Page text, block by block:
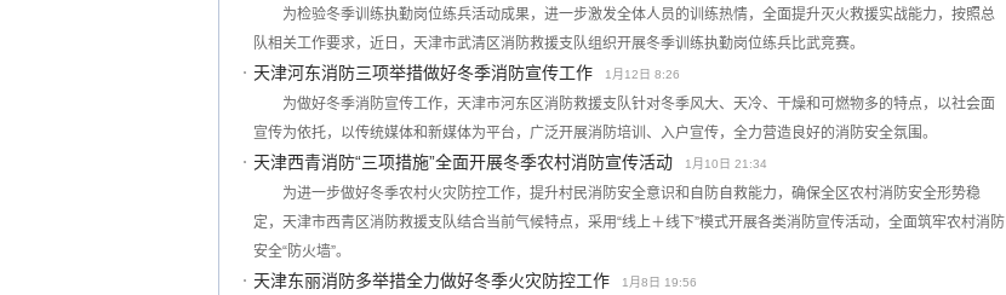
为检验冬季训练执勤岗位练兵活动成果，进一步激发全体人员的训练热情，全面提升灭火救援实战能力，按照总
队相关工作要求，近日，天津市武清区消防救援支队组织开展冬季训练执勤岗位练兵比武竞赛。
天津河东消防三项举措做好冬季消防宣传工作 1月12日 8:26
为做好冬季消防宣传工作，天津市河东区消防救援支队针对冬季风大、天冷、干燥和可燃物多的特点，以社会面
宣传为依托，以传统媒体和新媒体为平台，广泛开展消防培训、入户宣传，全力营造良好的消防安全氛围。
天津西青消防“三项措施”全面开展冬季农村消防宣传活动 1月10日 21:34
为进一步做好冬季农村火灾防控工作，提升村民消防安全意识和自防自救能力，确保全区农村消防安全形势稳
定，天津市西青区消防救援支队结合当前气候特点，采用“线上＋线下”模式开展各类消防宣传活动，全面筑牢农村消防
安全“防火墙”。
天津东丽消防多举措全力做好冬季火灾防控工作 1月8日 19:56